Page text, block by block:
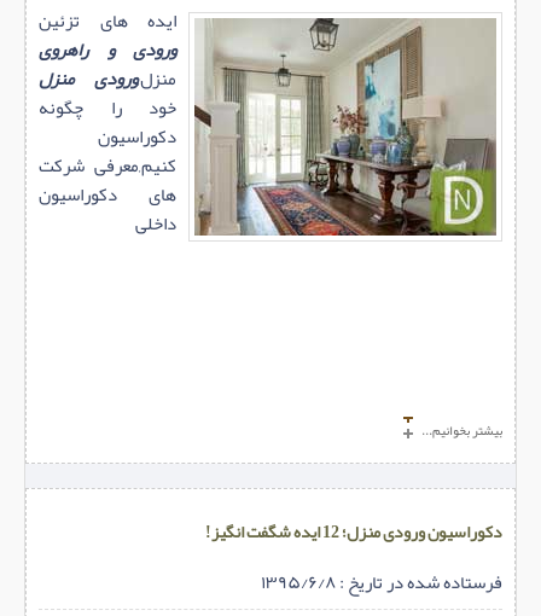
ایده های تزئین
ورودی و راهروی
منزل,ورودی منزل
خود را چگونه
دکوراسیون
کنیم,معرفی شرکت
های دکوراسیون
داخلی
بیشتر بخوانیم...
دکوراسیون ورودی منزل؛ 12 ایده شگفت انگیز!
فرستاده شده در تاریخ : ۱۳۹۵/۶/۸